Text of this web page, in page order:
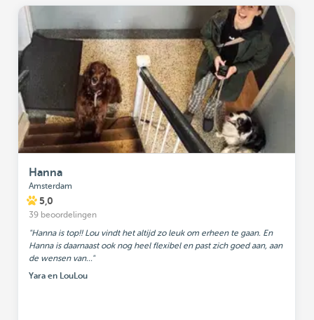
Hanna
Amsterdam
5,0
39 beoordelingen
"Hanna is top!! Lou vindt het altijd zo leuk om erheen te gaan. En
Hanna is daarnaast ook nog heel flexibel en past zich goed aan, aan
de wensen van..."
Yara en LouLou